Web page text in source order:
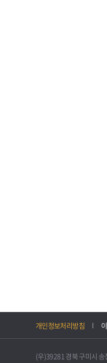
개인정보처리방침
(우)39281 경북 구미시